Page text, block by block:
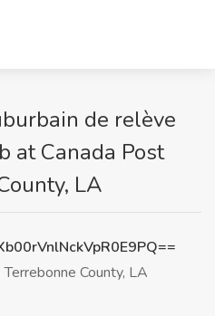
de relève
at Canada Post
LA
Terrebonne County, LA